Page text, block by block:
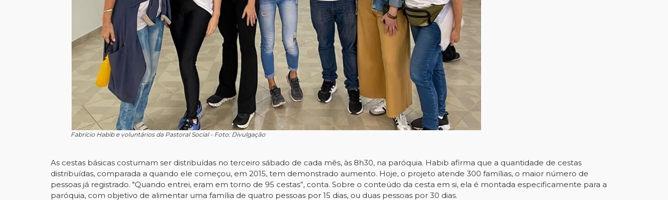
Fabrício Habib e voluntários da Pastoral Social - Foto: Divulgação
As cestas básicas costumam ser distribuídas no terceiro sábado de cada mês, às 8h30, na paróquia. Habib afirma que a quantidade de cestas
distribuídas, comparada a quando ele começou, em 2015, tem demonstrado aumento. Hoje, o projeto atende 300 famílias, o maior número de
pessoas já registrado. "Quando entrei, eram em torno de 95 cestas”, conta. Sobre o conteúdo da cesta em si, ela é montada especificamente para a
paróquia, com objetivo de alimentar uma família de quatro pessoas por 15 dias, ou duas pessoas por 30 dias.